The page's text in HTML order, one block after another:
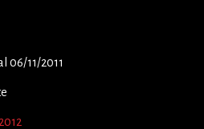
06/11/2011